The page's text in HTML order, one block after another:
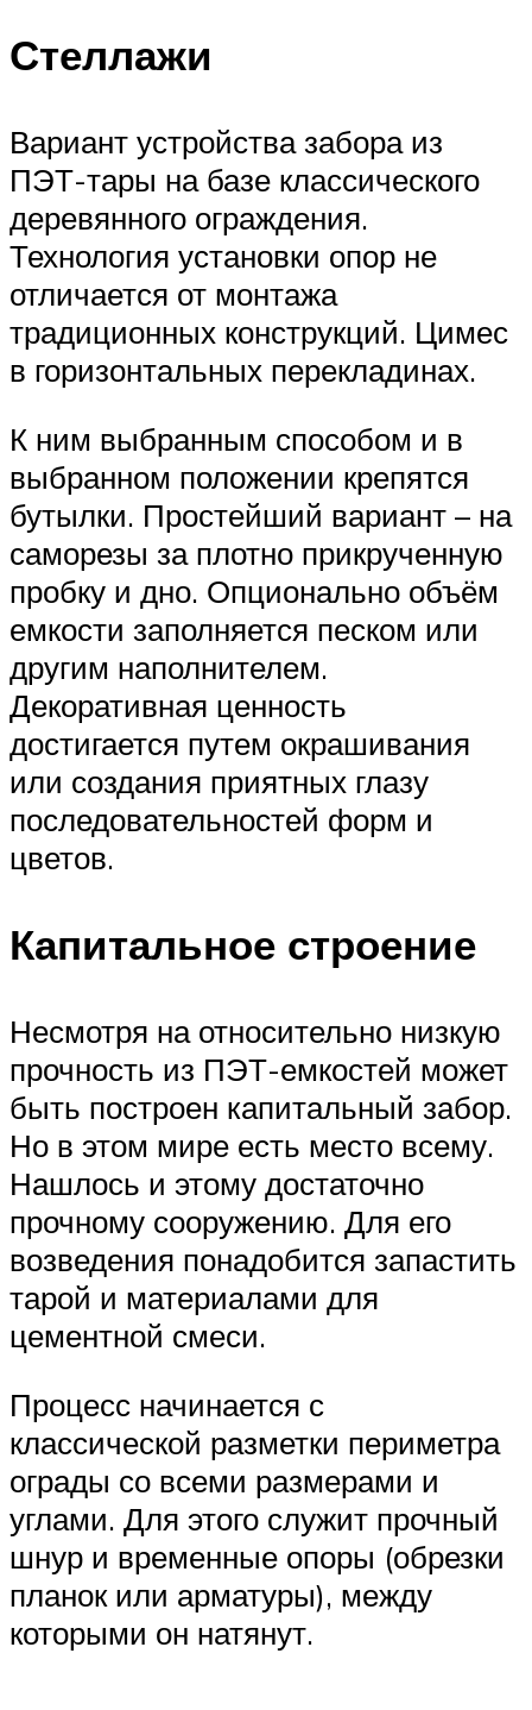
Стеллажи
Вариант устройства забора из
ПЭТ-тары на базе классического
деревянного ограждения.
Технология установки опор не
отличается от монтажа
традиционных конструкций. Цимес
в горизонтальных перекладинах.
К ним выбранным способом и в
выбранном положении крепятся
бутылки. Простейший вариант – на
саморезы за плотно прикрученную
пробку и дно. Опционально объём
емкости заполняется песком или
другим наполнителем.
Декоративная ценность
достигается путем окрашивания
или создания приятных глазу
последовательностей форм и
цветов.
Капитальное строение
Несмотря на относительно низкую
прочность из ПЭТ-емкостей может
быть построен капитальный забор.
Но в этом мире есть место всему.
Нашлось и этому достаточно
прочному сооружению. Для его
возведения понадобится запастить
тарой и материалами для
цементной смеси.
Процесс начинается с
классической разметки периметра
ограды со всеми размерами и
углами. Для этого служит прочный
шнур и временные опоры (обрезки
планок или арматуры), между
которыми он натянут.